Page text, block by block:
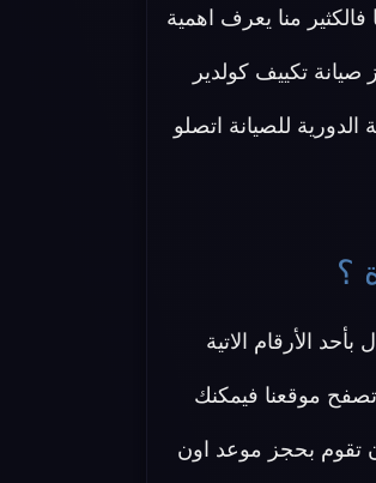
منا يعرف اهمية
صيانة تكييف كولدير
الدورية للصيانة اتصلو
؟
الأرقام الاتية
موقعنا فيمكنك
تقوم بحجز موعد اون